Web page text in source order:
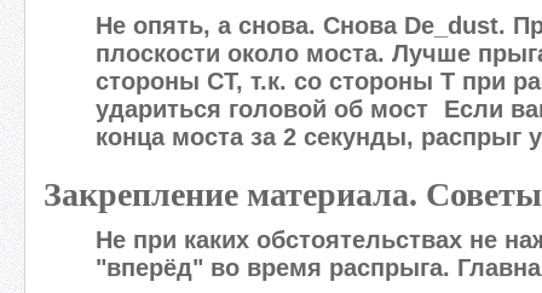
Не опять, а снова. Снова De_dust.
плоскости около моста. Лучше
стороны CT, т.к. со стороны T при
удариться головой об мост
Если
конца моста за 2 секунды, распрыг
Закрепление материала. Советы
Не при каких обстоятельствах не
"вперёд" во время распрыга.